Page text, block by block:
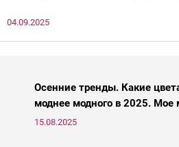
паники.
04.09.2025
Осенние тренды. Какие
моднее модного в 2025.
носить, а что нет
15.08.2025